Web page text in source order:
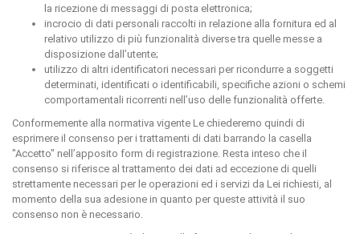
la ricezione di messaggi di posta elettronica;
incrocio di dati personali raccolti in relazione alla fornitura ed al
relativo utilizzo di più funzionalità diverse tra quelle messe a
disposizione dall’utente;
utilizzo di altri identificatori necessari per ricondurre a soggetti
determinati, identificati o identificabili, specifiche azioni o schemi
comportamentali ricorrenti nell’uso delle funzionalità offerte.
Conformemente alla normativa vigente Le chiederemo quindi di
esprimere il consenso per i trattamenti di dati barrando la casella
"Accetto" nell’apposito form di registrazione. Resta inteso che il
consenso si riferisce al trattamento dei dati ad eccezione di quelli
strettamente necessari per le operazioni ed i servizi da Lei richiesti, al
momento della sua adesione in quanto per queste attività il suo
consenso non è necessario.